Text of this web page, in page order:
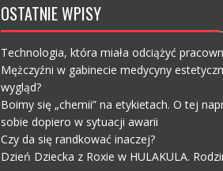
OSTATNIE WPISY
Technologia, która miała odciążyć
Mężczyźni w gabinecie medycyny
wygląd?
Boimy się „chemii” na etykietach. O tej
sobie dopiero w sytuacji awarii
Czy da się randkować inaczej?
Dzień Dziecka z Roxie w HULAKULA.